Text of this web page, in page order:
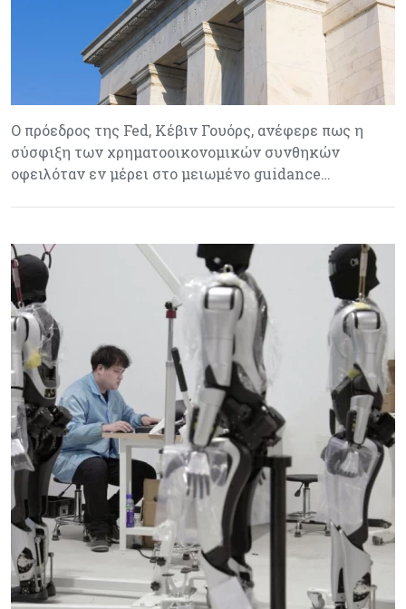
Ο πρόεδρος της Fed, Κέβιν Γουόρς, ανέφερε πως η
σύσφιξη των χρηματοοικονομικών συνθηκών
οφειλόταν εν μέρει στο μειωμένο guidance…